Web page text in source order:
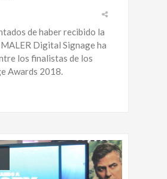
de haber recibido la
Digital Signage ha
los finalistas de los
Awards 2018.